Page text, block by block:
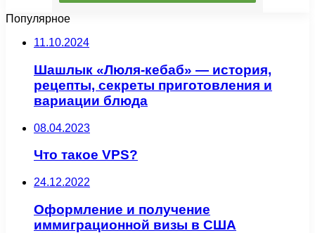
Популярное
11.10.2024
Шашлык «Люля-кебаб» — история,
рецепты, секреты приготовления и
вариации блюда
08.04.2023
Что такое VPS?
24.12.2022
Оформление и получение
иммиграционной визы в США